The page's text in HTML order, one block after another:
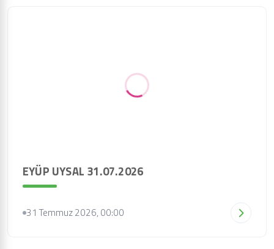
EYÜP UYSAL 31.07.2026
31 Temmuz 2026, 00:00